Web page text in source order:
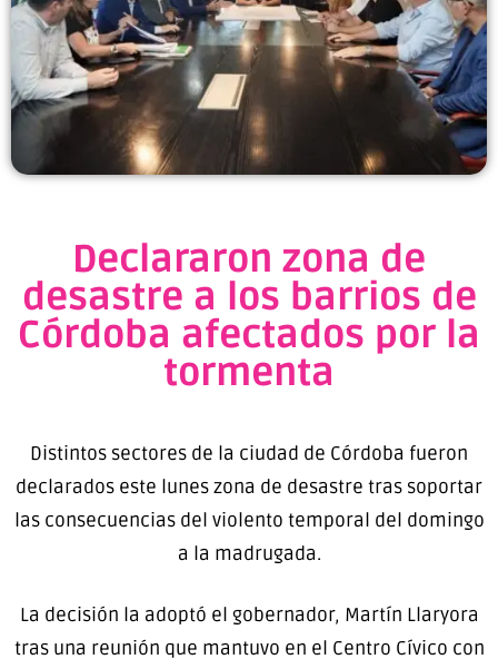
Declararon zona de
desastre a los barrios de
Córdoba afectados por la
tormenta
Distintos sectores de la ciudad de Córdoba fueron
declarados este lunes zona de desastre tras soportar
las consecuencias del violento temporal del domingo
a la madrugada.
La decisión la adoptó el gobernador, Martín Llaryora
tras una reunión que mantuvo en el Centro Cívico con